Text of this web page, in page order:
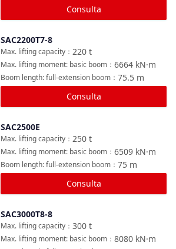
Consulta
SAC2200T7-8
220 t
Max. lifting capacity ：
6664 kN·m
Max. lifting moment: basic boom ：
75.5 m
Boom length: full-extension boom ：
Consulta
SAC2500E
250 t
Max. lifting capacity ：
6509 kN·m
Max. lifting moment: basic boom ：
75 m
Boom length: full-extension boom ：
Consulta
SAC3000T8-8
300 t
Max. lifting capacity ：
8080 kN·m
Max. lifting moment: basic boom ：